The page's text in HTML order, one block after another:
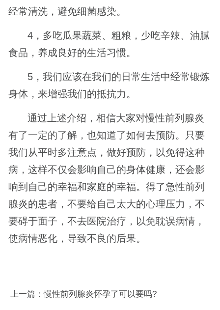
经常清洗，避免细菌感染。
4，多吃瓜果蔬菜、粗粮，少吃辛辣、油腻
食品，养成良好的生活习惯。
5，我们应该在我们的日常生活中经常锻炼
身体，来增强我们的抵抗力。
通过上述介绍，相信大家对慢性前列腺炎
有了一定的了解，也知道了如何去预防。只要
我们从平时多注意点，做好预防，以免得这种
病，这样不仅会影响自己的身体健康，还会影
响到自己的幸福和家庭的幸福。得了急性前列
腺炎的患者，不要给自己太大的心理压力，不
要碍于面子，不去医院治疗，以免耽误病情，
使病情恶化，导致不良的后果。
上一篇：慢性前列腺炎怀孕了可以要吗?